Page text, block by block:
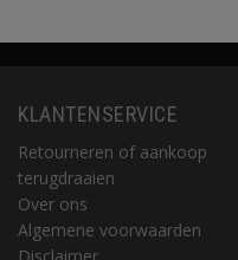
KLANTENSERVICE
Retourneren of aankoop
terugdraaien
Over ons
Algemene voorwaarden